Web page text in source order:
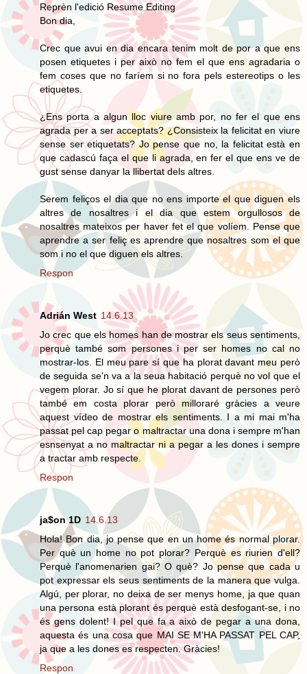
Reprèn l'edició Resume Editing
Bon dia,
Crec que avui en dia encara tenim molt de por a que ens
posen etiquetes i per això no fem el que ens agradaria o
fem coses que no faríem si no fora pels estereotips o les
etiquetes.
¿Ens porta a algun lloc viure amb por, no fer el que ens
agrada per a ser acceptats? ¿Consisteix la felicitat en viure
sense ser etiquetats? Jo pense que no, la felicitat està en
que cadascú faça el que li agrada, en fer el que ens ve de
gust sense danyar la llibertat dels altres.
Serem feliços el dia que no ens importe el que diguen els
altres de nosaltres i el dia que estem orgullosos de
nosaltres mateixos per haver fet el que volíem. Pense que
aprendre a ser feliç es aprendre que nosaltres som el que
som i no el que diguen els altres.
Respon
Adrián West 14.6.13
Jo crec que els homes han de mostrar els seus sentiments,
perquè també som persones i per ser homes no cal no
mostrar-los. El meu pare sí que ha plorat davant meu però
de seguida se'n va a la seua habitació perquè no vol que el
vegem plorar. Jo sí que he plorat davant de persones però
també em costa plorar però milloraré gràcies a veure
aquest vídeo de mostrar els sentiments. I a mi mai m'ha
passat pel cap pegar o maltractar una dona i sempre m'han
esnsenyat a no maltractar ni a pegar a les dones i sempre
a tractar amb respecte.
Respon
ja$on 1D 14.6.13
Hola! Bon dia, jo pense que en un home és normal plorar.
Per què un home no pot plorar? Perquè es riurien d'ell?
Perquè l'anomenarien gai? O què? Jo pense que cada u
pot expressar els seus sentiments de la manera que vulga.
Algú, per plorar, no deixa de ser menys home, ja que quan
una persona està plorant és perquè està desfogant-se, i no
és gens dolent! I pel que fa a això de pegar a una dona,
aquesta és una cosa que MAI SE M'HA PASSAT PEL CAP,
ja que a les dones es respecten. Gràcies!
Respon